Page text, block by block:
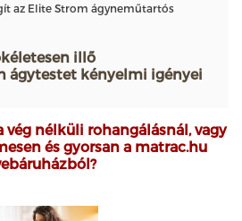
az Elite Strom ágyneműtartós
illő
ágytestet kényelmi igényei
vég nélküli rohangálásnál, vagy
és gyorsan a matrac.hu